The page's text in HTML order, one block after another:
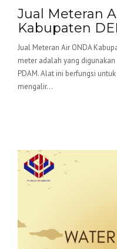
Jual Meteran
Kabupaten
Jual Meteran Air ONDA
meter adalah yang
PDAM. Alat ini berfungsi
mengalir...